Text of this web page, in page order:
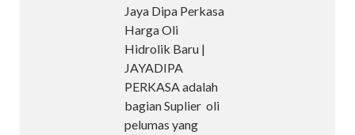
Jaya Dipa Perkasa
Harga Oli
Hidrolik Baru |
JAYADIPA
PERKASA adalah
bagian Suplier oli
pelumas yang